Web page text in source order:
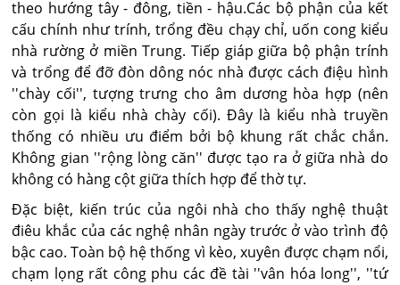
theo hướng tây - đông, tiền - hậu.Các bộ phận của kết
cấu chính như trính, trổng đều chạy chỉ, uốn cong kiểu
nhà rường ở miền Trung. Tiếp giáp giữa bộ phận trính
và trổng để đỡ đòn dông nóc nhà được cách điệu hình
''chày cối'', tượng trưng cho âm dương hòa hợp (nên
còn gọi là kiểu nhà chày cối). Đây là kiểu nhà truyền
thống có nhiều ưu điểm bởi bộ khung rất chắc chắn.
Không gian ''rộng lòng căn'' được tạo ra ở giữa nhà do
không có hàng cột giữa thích hợp để thờ tự.
Đặc biệt, kiến trúc của ngôi nhà cho thấy nghệ thuật
điêu khắc của các nghệ nhân ngày trước ở vào trình độ
bậc cao. Toàn bộ hệ thống vì kèo, xuyên được chạm nổi,
chạm lọng rất công phu các đề tài ''vân hóa long'', ''tứ